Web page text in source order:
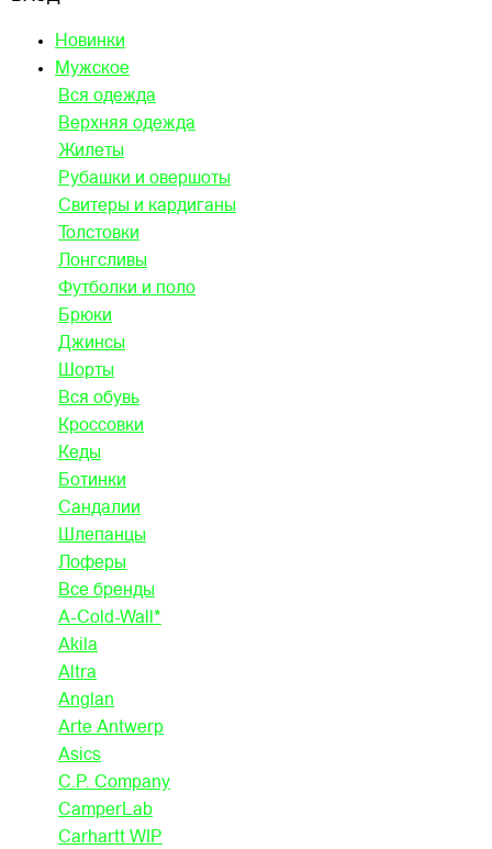
Новинки
Мужское
Вся одежда
Верхняя одежда
Жилеты
Рубашки и овершоты
Свитеры и кардиганы
Толстовки
Лонгсливы
Футболки и поло
Брюки
Джинсы
Шорты
Вся обувь
Кроссовки
Кеды
Ботинки
Сандалии
Шлепанцы
Лоферы
Все бренды
A-Cold-Wall*
Akila
Altra
Anglan
Arte Antwerp
Asics
C.P. Company
CamperLab
Carhartt WIP